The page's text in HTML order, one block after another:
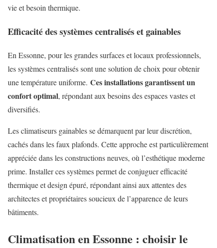
vie et besoin thermique.
Efficacité des systèmes centralisés et gainables
En Essonne, pour les grandes surfaces et locaux professionnels,
les systèmes centralisés sont une solution de choix pour obtenir
une température uniforme. Ces installations garantissent un
confort optimal, répondant aux besoins des espaces vastes et
diversifiés.
Les climatiseurs gainables se démarquent par leur discrétion,
cachés dans les faux plafonds. Cette approche est particulièrement
appréciée dans les constructions neuves, où l’esthétique moderne
prime. Installer ces systèmes permet de conjuguer efficacité
thermique et design épuré, répondant ainsi aux attentes des
architectes et propriétaires soucieux de l’apparence de leurs
bâtiments.
Climatisation en Essonne : choisir le